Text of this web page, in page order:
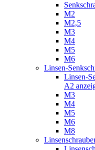
M2
M2,5
M3
M4
M5
M6
Linsen-
Linsen-
A2
M3
M4
M5
M6
M8